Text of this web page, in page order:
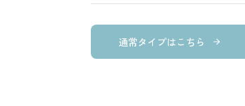
通常タイプはこちら